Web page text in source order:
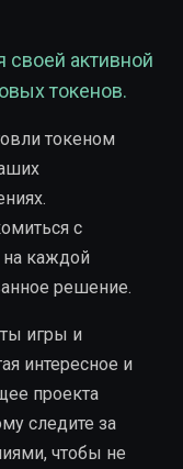
своей активной
токенов.
токеном
с
каждой
решение.
игры и
интересное и
проекта
следите за
чтобы не